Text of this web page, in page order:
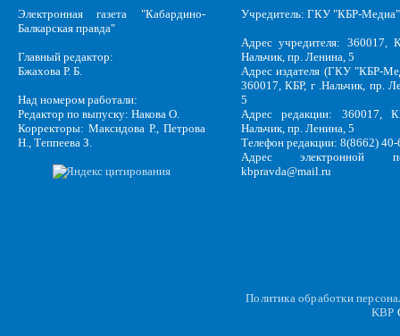
Электронная газета "Кабардино-
Балкарская правда"
Главный редактор:
Бжахова Р. Б.
Над номером работали:
Редактор по выпуску: Накова О.
Корректоры: Максидова Р., Петрова
Н., Теппеева З.
Учредитель: ГКУ "КБР-Медиа"
Адрес учредителя: 360017,
Нальчик, пр. Ленина, 5
Адрес издателя (ГКУ "КБР-
360017, КБР, г .Нальчик, пр.
5
Адрес редакции: 360017,
Нальчик, пр. Ленина, 5
Телефон редакции: 8(8662)
Адрес электронной
kbpravda@mail.ru
Политика обработки
KBP